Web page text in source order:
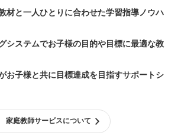
材と一人ひとりに合わせた学習指導ノウハ
システムでお子様の目的や目標に最適な教
お子様と共に目標達成を目指すサポートシ
家庭教師サービスについて